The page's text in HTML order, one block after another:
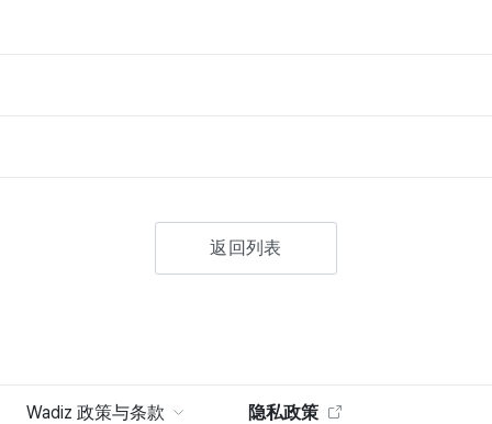
返回列表
Wadiz 政策与条款
隐私政策